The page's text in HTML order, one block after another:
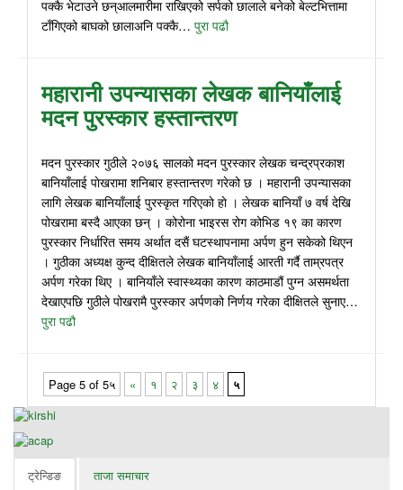
पक्कै भेटाउने छन्आलमारीमा राखिएको सर्पको छालाले बनेको बेल्टभित्तामा
टाँगिएको बाघको छालाअनि पक्कै… पुरा पढौ
महारानी उपन्यासका लेखक बानियाँलाई
मदन पुरस्कार हस्तान्तरण
मदन पुरस्कार गुठीले २०७६ सालको मदन पुरस्कार लेखक चन्द्रप्रकाश
बानियाँलाई पाेखरामा शनिबार हस्तान्तरण गरेको छ । महारानी उपन्यासका
लागि लेखक बानियाँलाई पुरस्कृत गरिएकाे हाे । लेखक बानियाँ ७ वर्ष देखि
पोखरामा बस्दै आएका छन् । कोरोना भाइरस रोग कोभिड १९ का कारण
पुरस्कार निर्धारित समय अर्थात दसैं घटस्थापनामा अर्पण हुन सकेको थिएन
। गुठीका अध्यक्ष कुन्द दीक्षितले लेखक बानियाँलाई आरती गर्दै ताम्रपत्र
अर्पण गरेका थिए । बानियाँले स्वास्थ्यका कारण काठमाडौं पुग्न असमर्थता
देखाएपछि गुठीले पोखरामै पुरस्कार अर्पणको निर्णय गरेका दीक्षितले सुनाए…
पुरा पढौ
Page 5 of 5५ « १ २ ३ ४ ५
ट्रेन्डिङ ताजा समाचार